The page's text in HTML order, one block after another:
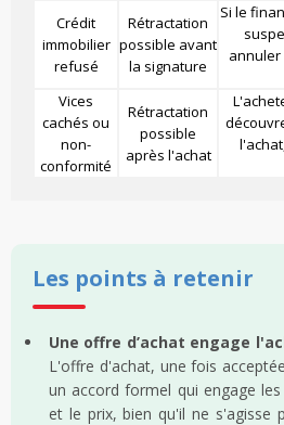
Crédit
immobilier
refusé
Rétractation
possible avant
la signature
Si le
annuler
Vices
cachés ou
non-
conformité
Rétractation
possible
après l'achat
Les points à retenir
Une offre d’achat engage
L'offre d'achat, une fois
un accord formel qui engage
et le prix, bien qu'il ne s'agisse